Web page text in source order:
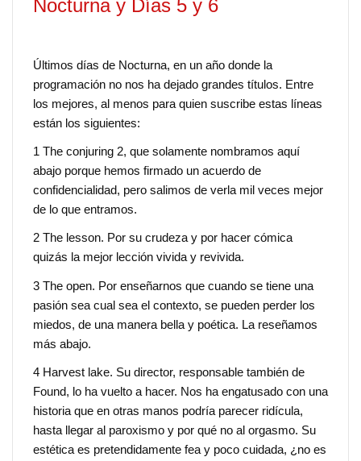
Nocturna y Días 5 y 6
Últimos días de Nocturna, en un año donde la
programación no nos ha dejado grandes títulos. Entre
los mejores, al menos para quien suscribe estas líneas
están los siguientes:
1 The conjuring 2, que solamente nombramos aquí
abajo porque hemos firmado un acuerdo de
confidencialidad, pero salimos de verla mil veces mejor
de lo que entramos.
2 The lesson. Por su crudeza y por hacer cómica
quizás la mejor lección vivida y revivida.
3 The open. Por enseñarnos que cuando se tiene una
pasión sea cual sea el contexto, se pueden perder los
miedos, de una manera bella y poética. La reseñamos
más abajo.
4 Harvest lake. Su director, responsable también de
Found, lo ha vuelto a hacer. Nos ha engatusado con una
historia que en otras manos podría parecer ridícula,
hasta llegar al paroxismo y por qué no al orgasmo. Su
estética es pretendidamente fea y poco cuidada, ¿no es